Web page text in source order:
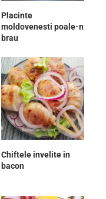
Placinte
moldovenesti poale-n
brau
Chiftele invelite in
bacon